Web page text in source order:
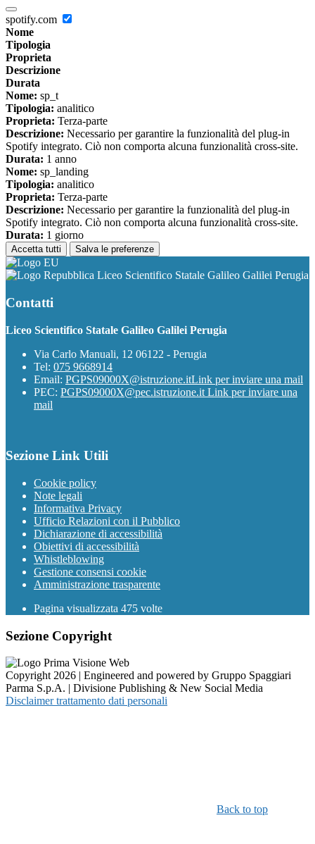
spotify.com
Nome
Tipologia
Proprieta
Descrizione
Durata
Nome: sp_t
Tipologia: analitico
Proprieta: Terza-parte
Descrizione: Necessario per garantire la funzionalità del plug-in
Spotify integrato. Ciò non comporta alcuna funzionalità cross-site.
Durata: 1 anno
Nome: sp_landing
Tipologia: analitico
Proprieta: Terza-parte
Descrizione: Necessario per garantire la funzionalità del plug-in
Spotify integrato. Ciò non comporta alcuna funzionalità cross-site.
Durata: 1 giorno
Accetta tutti Salva le preferenze
Liceo Scientifico Statale Galileo Galilei Perugia
Contatti
Liceo Scientifico Statale Galileo Galilei Perugia
Via Carlo Manuali, 12 06122 - Perugia
Tel: 075 9668914
Email: PGPS09000X@istruzione.itLink per inviare una mail
PEC: PGPS09000X@pec.istruzione.it Link per inviare una
mail
Sezione Link Utili
Cookie policy
Note legali
Informativa Privacy
Ufficio Relazioni con il Pubblico
Dichiarazione di accessibilità
Obiettivi di accessibilità
Whistleblowing
Gestione consensi cookie
Amministrazione trasparente
Pagina visualizzata 475 volte
Sezione Copyright
Copyright 2026 | Engineered and powered by Gruppo Spaggiari
Parma S.p.A. | Divisione Publishing & New Social Media
Disclaimer trattamento dati personali
Back to top